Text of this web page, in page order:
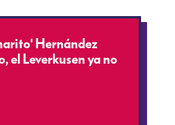
Hernández
el Leverkusen ya no